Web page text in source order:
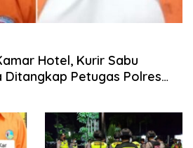
Hotel, Kurir Sabu
Ditangkap Petugas Polres